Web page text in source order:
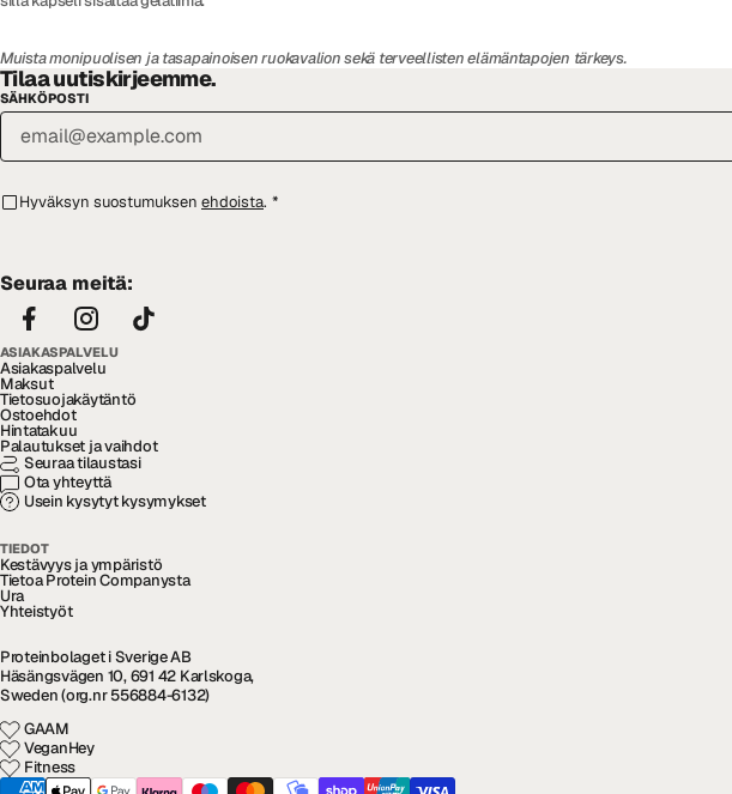
Muista monipuolisen ja tasapainoisen ruokavalion sekä terveellisten elämäntapojen tärkeys.
Tilaa uutiskirjeemme.
SÄHKÖPOSTI
Hyväksyn suostumuksen ehdoista. *
Seuraa meitä:
ASIAKASPALVELU
Asiakaspalvelu
Maksut
Tietosuojakäytäntö
Ostoehdot
Hintatakuu
Palautukset ja vaihdot
Seuraa tilaustasi
Ota yhteyttä
Usein kysytyt kysymykset
TIEDOT
Kestävyys ja ympäristö
Tietoa Protein Companysta
Ura
Yhteistyöt
Proteinbolaget i Sverige AB
Häsängsvägen 10, 691 42 Karlskoga,
Sweden (org.nr 556884-6132)
GAAM
VeganHey
Fitness